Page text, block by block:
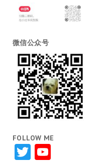
微信公众号
FOLLOW ME
TwitterYouTube